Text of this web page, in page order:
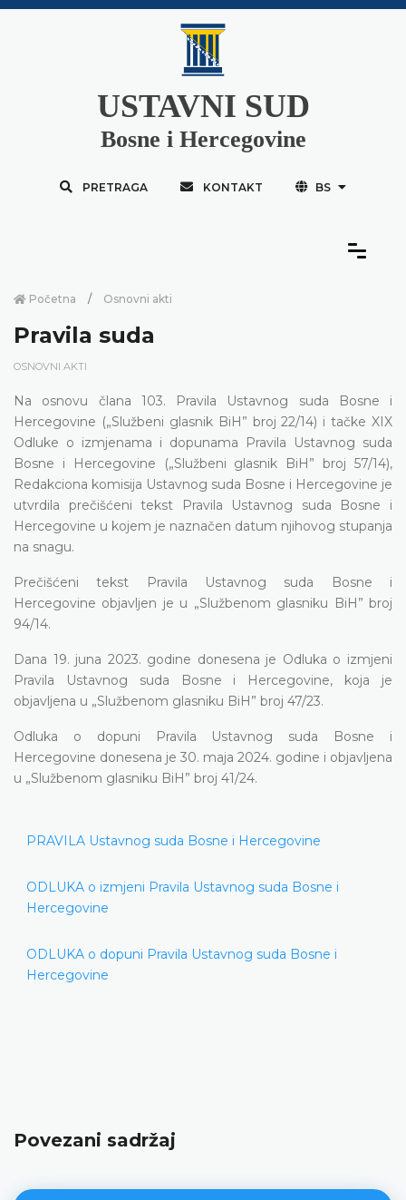
USTAVNI SUD
Bosne i Hercegovine
PRETRAGA KONTAKT BS
Početna Osnovni akti
Pravila suda
OSNOVNI AKTI
Na osnovu člana 103. Pravila Ustavnog suda Bosne i
Hercegovine („Službeni glasnik BiH” broj 22/14) i tačke XIX
Odluke o izmjenama i dopunama Pravila Ustavnog suda
Bosne i Hercegovine („Službeni glasnik BiH” broj 57/14),
Redakciona komisija Ustavnog suda Bosne i Hercegovine je
utvrdila prečišćeni tekst Pravila Ustavnog suda Bosne i
Hercegovine u kojem je naznačen datum njihovog stupanja
na snagu.
Prečišćeni tekst Pravila Ustavnog suda Bosne i
Hercegovine objavljen je u „Službenom glasniku BiH” broj
94/14.
Dana 19. juna 2023. godine donesena je Odluka o izmjeni
Pravila Ustavnog suda Bosne i Hercegovine, koja je
objavljena u „Službenom glasniku BiH” broj 47/23.
Odluka o dopuni Pravila Ustavnog suda Bosne i
Hercegovine donesena je 30. maja 2024. godine i objavljena
u „Službenom glasniku BiH” broj 41/24.
PRAVILA Ustavnog suda Bosne i Hercegovine
ODLUKA o izmjeni Pravila Ustavnog suda Bosne i
Hercegovine
ODLUKA o dopuni Pravila Ustavnog suda Bosne i
Hercegovine
Povezani sadržaj